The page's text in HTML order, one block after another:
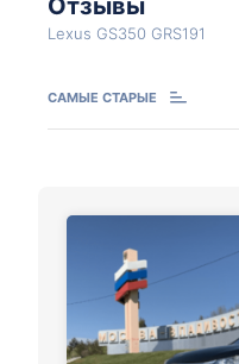
Отзывы
Lexus GS350 GRS191
САМЫЕ СТАРЫЕ